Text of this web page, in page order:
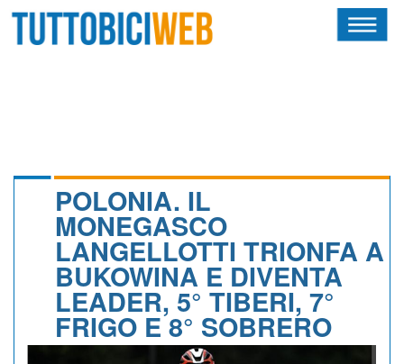
CALENDARIO
ALBI D'ORO
POLONIA. IL
MONEGASCO
LANGELLOTTI TRIONFA A
BUKOWINA E DIVENTA
LEADER, 5° TIBERI, 7°
FRIGO E 8° SOBRERO